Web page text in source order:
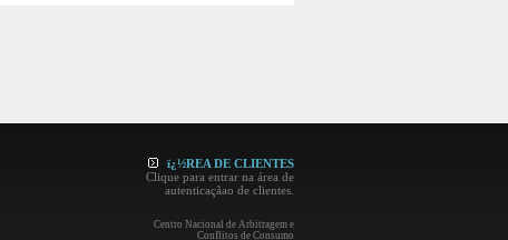
ï¿½REA DE CLIENTES
Clique para entrar na área de
autenticaçãao de clientes.
Centro Nacional de Arbitragem e
Conflitos de Consumo